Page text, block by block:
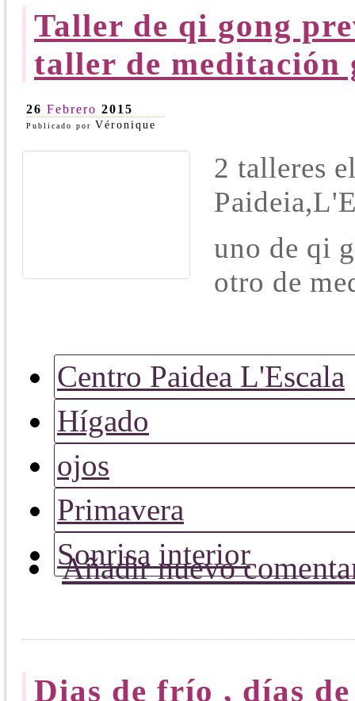
Taller de qi gong
taller de meditación
26 Febrero 2015
Publicado por Véronique
2 talleres
uno de qi
otro de
Centro Paidea L'Escala
Hígado
ojos
Primavera
Sonrisa interior
Añadir nuevo
Dias de frío , días